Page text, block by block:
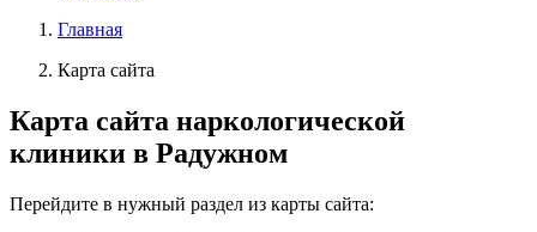
Главная
Карта сайта
Карта сайта наркологической
клиники в Радужном
Перейдите в нужный раздел из карты сайта: